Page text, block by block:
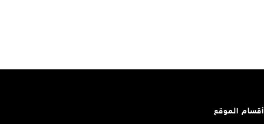
أقسام الموقع